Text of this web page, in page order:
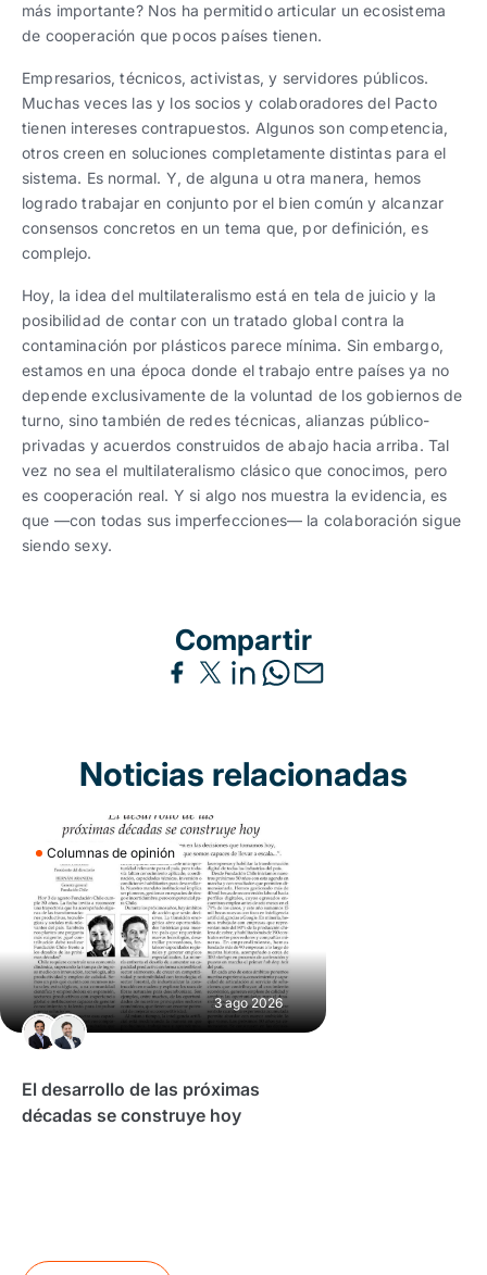
más importante? Nos ha permitido articular un ecosistema
de cooperación que pocos países tienen.
Empresarios, técnicos, activistas, y servidores públicos.
Muchas veces las y los socios y colaboradores del Pacto
tienen intereses contrapuestos. Algunos son competencia,
otros creen en soluciones completamente distintas para el
sistema. Es normal. Y, de alguna u otra manera, hemos
logrado trabajar en conjunto por el bien común y alcanzar
consensos concretos en un tema que, por definición, es
complejo.
Hoy, la idea del multilateralismo está en tela de juicio y la
posibilidad de contar con un tratado global contra la
contaminación por plásticos parece mínima. Sin embargo,
estamos en una época donde el trabajo entre países ya no
depende exclusivamente de la voluntad de los gobiernos de
turno, sino también de redes técnicas, alianzas público-
privadas y acuerdos construidos de abajo hacia arriba. Tal
vez no sea el multilateralismo clásico que conocimos, pero
es cooperación real. Y si algo nos muestra la evidencia, es
que —con todas sus imperfecciones— la colaboración sigue
siendo sexy.
Compartir
Noticias relacionadas
Columnas de opinión
3 ago 2026
El desarrollo de las próximas
décadas se construye hoy